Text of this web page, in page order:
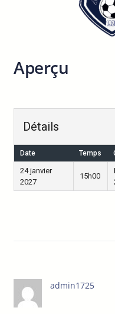
Aperçu
Détails
Date Temps
24 janvier
2027
15h00
admin1725